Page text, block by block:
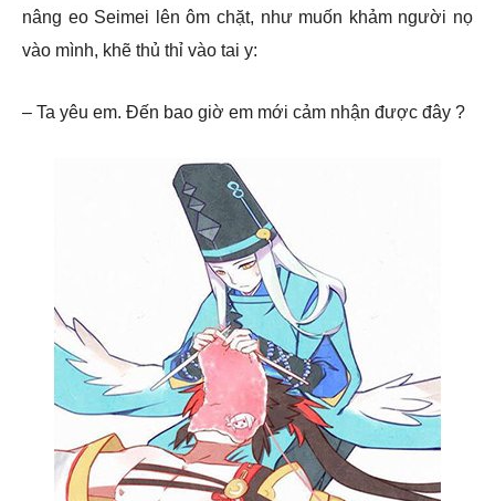
nâng eo Seimei lên ôm chặt, như muốn khảm người nọ
vào mình, khẽ thủ thỉ vào tai y:
– Ta yêu em. Đến bao giờ em mới cảm nhận được đây ?